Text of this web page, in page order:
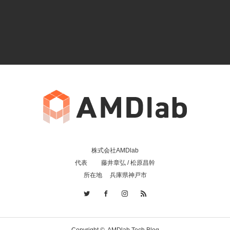
株式会社AMDlab
代表 藤井章弘 / 松原昌幹
所在地 兵庫県神戸市